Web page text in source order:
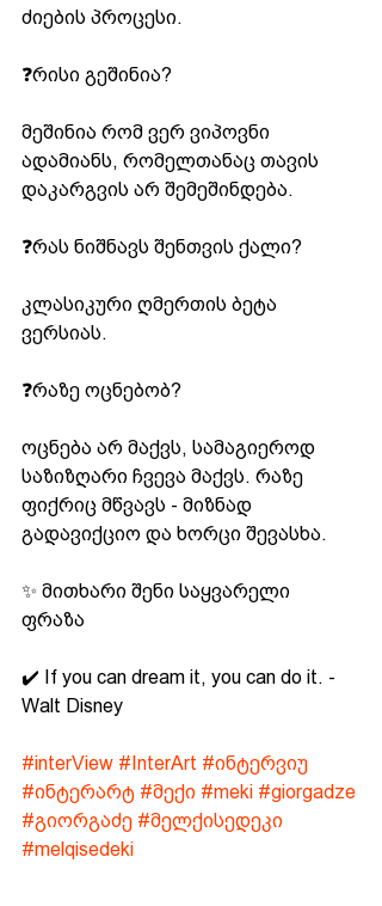
ძიების პროცესი.
❓რისი გეშინია?
მეშინია რომ ვერ ვიპოვნი
ადამიანს, რომელთანაც თავის
დაკარგვის არ შემეშინდება.
❓რას ნიშნავს შენთვის ქალი?
კლასიკური ღმერთის ბეტა
ვერსიას.
❓რაზე ოცნებობ?
ოცნება არ მაქვს, სამაგიეროდ
საზიზღარი ჩვევა მაქვს. რაზე
ფიქრიც მწვავს - მიზნად
გადავიქციო და ხორცი შევასხა.
✨ მითხარი შენი საყვარელი
ფრაზა
✔️ If you can dream it, you can do it. -
Walt Disney
#interView #InterArt #ინტერვიუ
#ინტერარტ #მექი #meki #giorgadze
#გიორგაძე #მელქისედეკი
#melqisedeki